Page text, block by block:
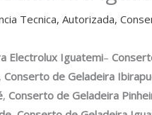
Tecnica,Autorizada,
Electrolux Iguatemi–
,Conserto de Geladeira
,Conserto de Geladeira